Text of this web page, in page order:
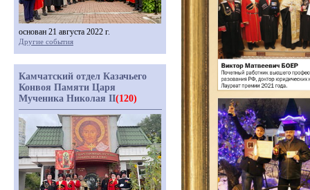
основан 21 августа 2022 г.
Другие события
Камчатский отдел Казачьего
Конвоя Памяти Царя
Мученика Николая II(120)